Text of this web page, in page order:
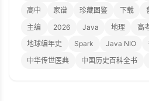
高中
家谱 珍藏图鉴 下载
主编
2026 Java 地理 高
地球编年史
Spark Java NIO
中华传世医典
中国历史百科全书